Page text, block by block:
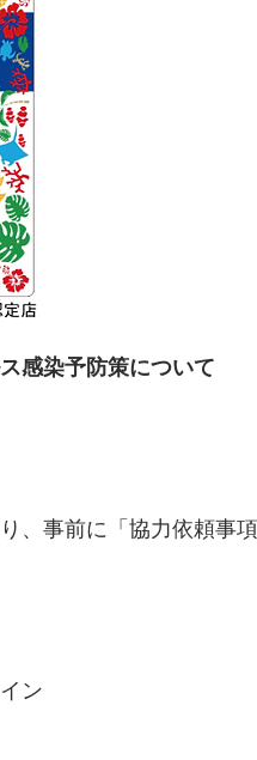
感染予防策について
、事前に「協力依頼事
ン